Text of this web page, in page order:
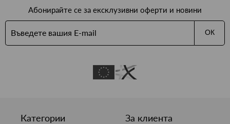
Абонирайте се за ексклузивни оферти и новини
ОК
Категории За клиента